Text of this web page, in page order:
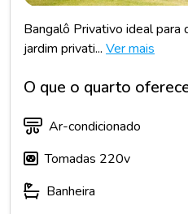
Bangalô Privativo ideal para
jardim privati... Ver mais
O que o quarto
Ar-condicionado
Tomadas 220v
Banheira